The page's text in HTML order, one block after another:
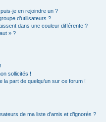
je en rejoindre un ?
d’utilisateurs ?
dans une couleur différente ?
» ?
sollicités !
la part de quelqu’un sur ce forum !
de ma liste d’amis et d’ignorés ?